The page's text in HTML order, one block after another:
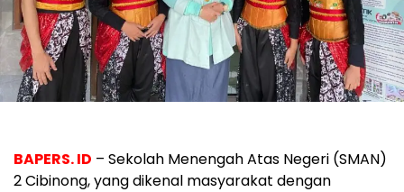
BAPERS. ID – Sekolah Menengah Atas Negeri (SMAN)
2 Cibinong, yang dikenal masyarakat dengan